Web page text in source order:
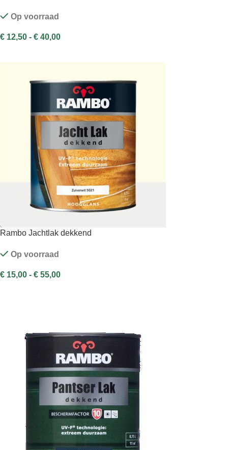
Op voorraad
€ 12,50 - € 40,00
Rambo Jachtlak dekkend
Op voorraad
€ 15,00 - € 55,00